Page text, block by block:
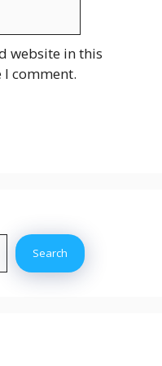
website in this
comment.
Search